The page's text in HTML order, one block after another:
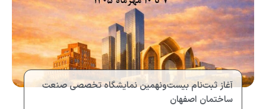
آغاز ثبت‌نام بیست‌ونهمین نمایشگاه تخصصی صنعت
ساختمان اصفهان